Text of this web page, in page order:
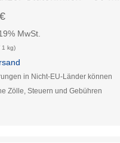
€
MwSt.
kg)
in Nicht-EU-Länder können
Zölle, Steuern und Gebühren